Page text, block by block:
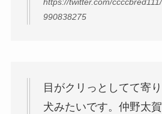
990838275
目がクリっとしてて寄
犬みたいです。仲野太